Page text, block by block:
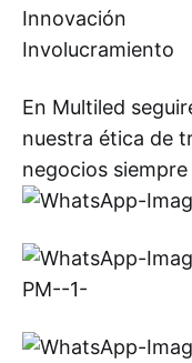
Innovación
Involucramiento
En Multiled
nuestra ética de
negocios